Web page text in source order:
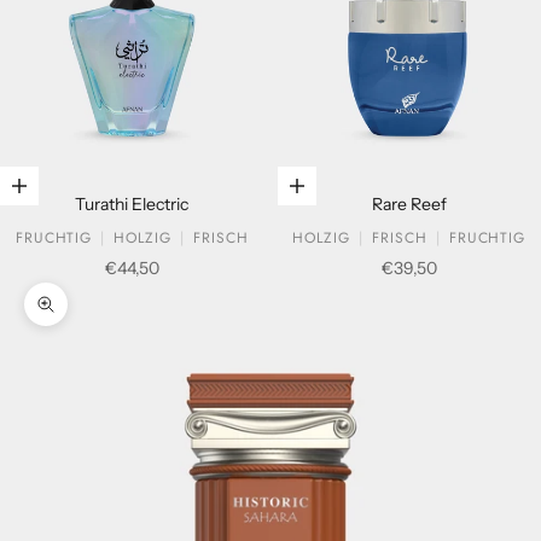
In den Warenkorb legen
Turathi Electric
FRUCHTIG
HOLZIG
FRISCH
Verkaufspreis
€44,50
In den Warenkorb legen
Rare Reef
HOLZIG
FRISCH
FRUCHTIG
Verkaufspreis
€39,50
Bild vergrößern